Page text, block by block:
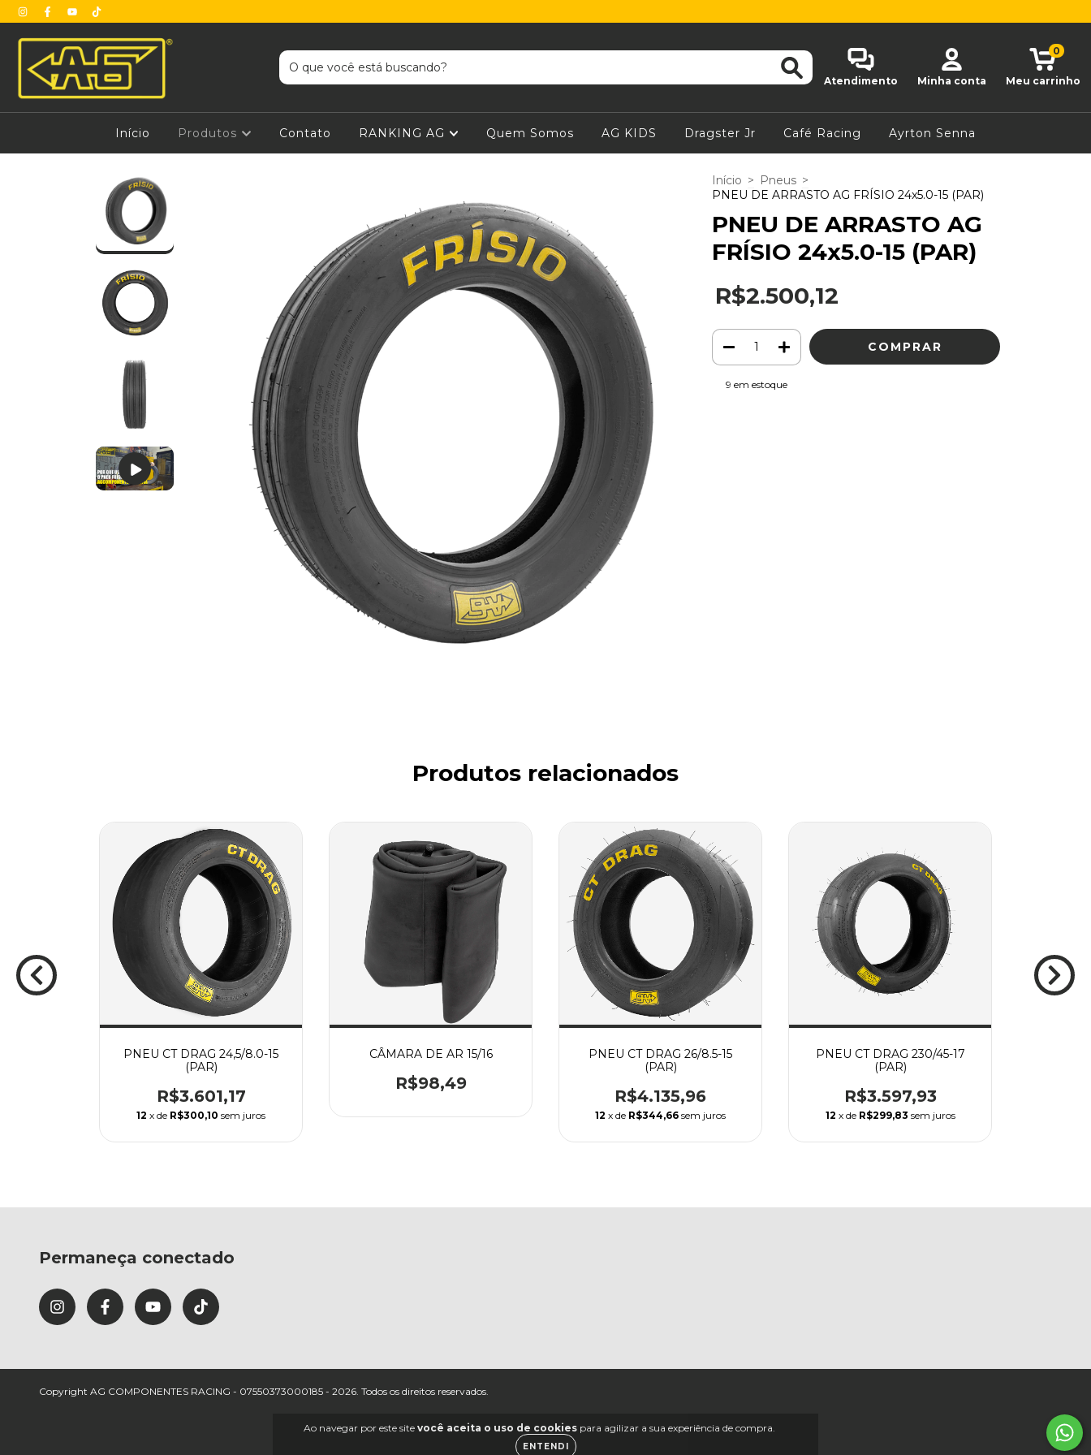
Atendimento Minha conta Meu carrinho
0
Início Produtos Contato RANKING AG Quem Somos AG KIDS Dragster Jr Café Racing Ayrton Senna
Ao navegar por este site você aceita o uso de cookiespara agilizar a sua experiência de compra.
ENTENDI
Início > Pneus >
PNEU DE ARRASTO AG FRÍSIO 24x5.0-15 (PAR)
PNEU DE ARRASTO AG
FRÍSIO 24x5.0-15 (PAR)
R$2.500,12
9 em estoque
Produtos relacionados
PNEU CT DRAG 24,5/8.0-15
(PAR)
R$3.601,17
12 x de R$300,10 sem juros
CÂMARA DE AR 15/16
R$98,49
PNEU CT DRAG 26/8.5-15
(PAR)
R$4.135,96
12 x de R$344,66 sem juros
PNEU CT DRAG 230/45-17
(PAR)
R$3.597,93
12 x de R$299,83 sem juros
Permaneça conectado
Copyright AG COMPONENTES RACING - 07550373000185 - 2026. Todos os direitos reservados.